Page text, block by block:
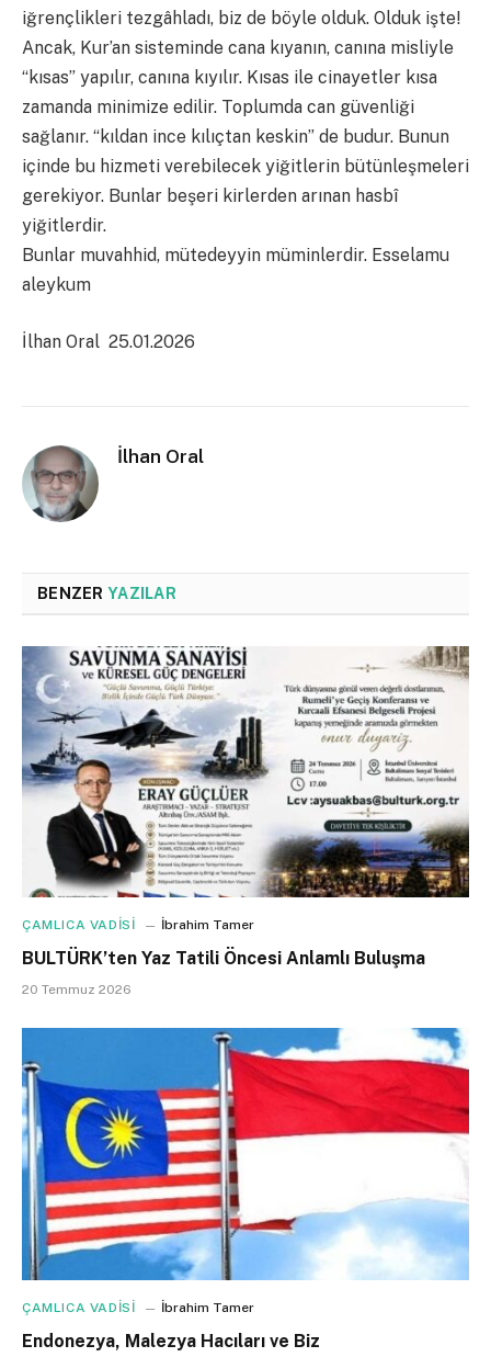
iğrençlikleri tezgâhladı, biz de böyle olduk. Olduk işte!
Ancak, Kur’an sisteminde cana kıyanın, canına misliyle
“kısas” yapılır, canına kıyılır. Kısas ile cinayetler kısa
zamanda minimize edilir. Toplumda can güvenliği
sağlanır. “kıldan ince kılıçtan keskin” de budur. Bunun
içinde bu hizmeti verebilecek yiğitlerin bütünleşmeleri
gerekiyor. Bunlar beşeri kirlerden arınan hasbî
yiğitlerdir.
Bunlar muvahhid, mütedeyyin müminlerdir. Esselamu
aleykum
İlhan Oral 25.01.2026
İlhan Oral
BENZER YAZILAR
ÇAMLICA VADİSİ İbrahim Tamer
BULTÜRK’ten Yaz Tatili Öncesi Anlamlı Buluşma
20 Temmuz 2026
ÇAMLICA VADİSİ İbrahim Tamer
Endonezya, Malezya Hacıları ve Biz